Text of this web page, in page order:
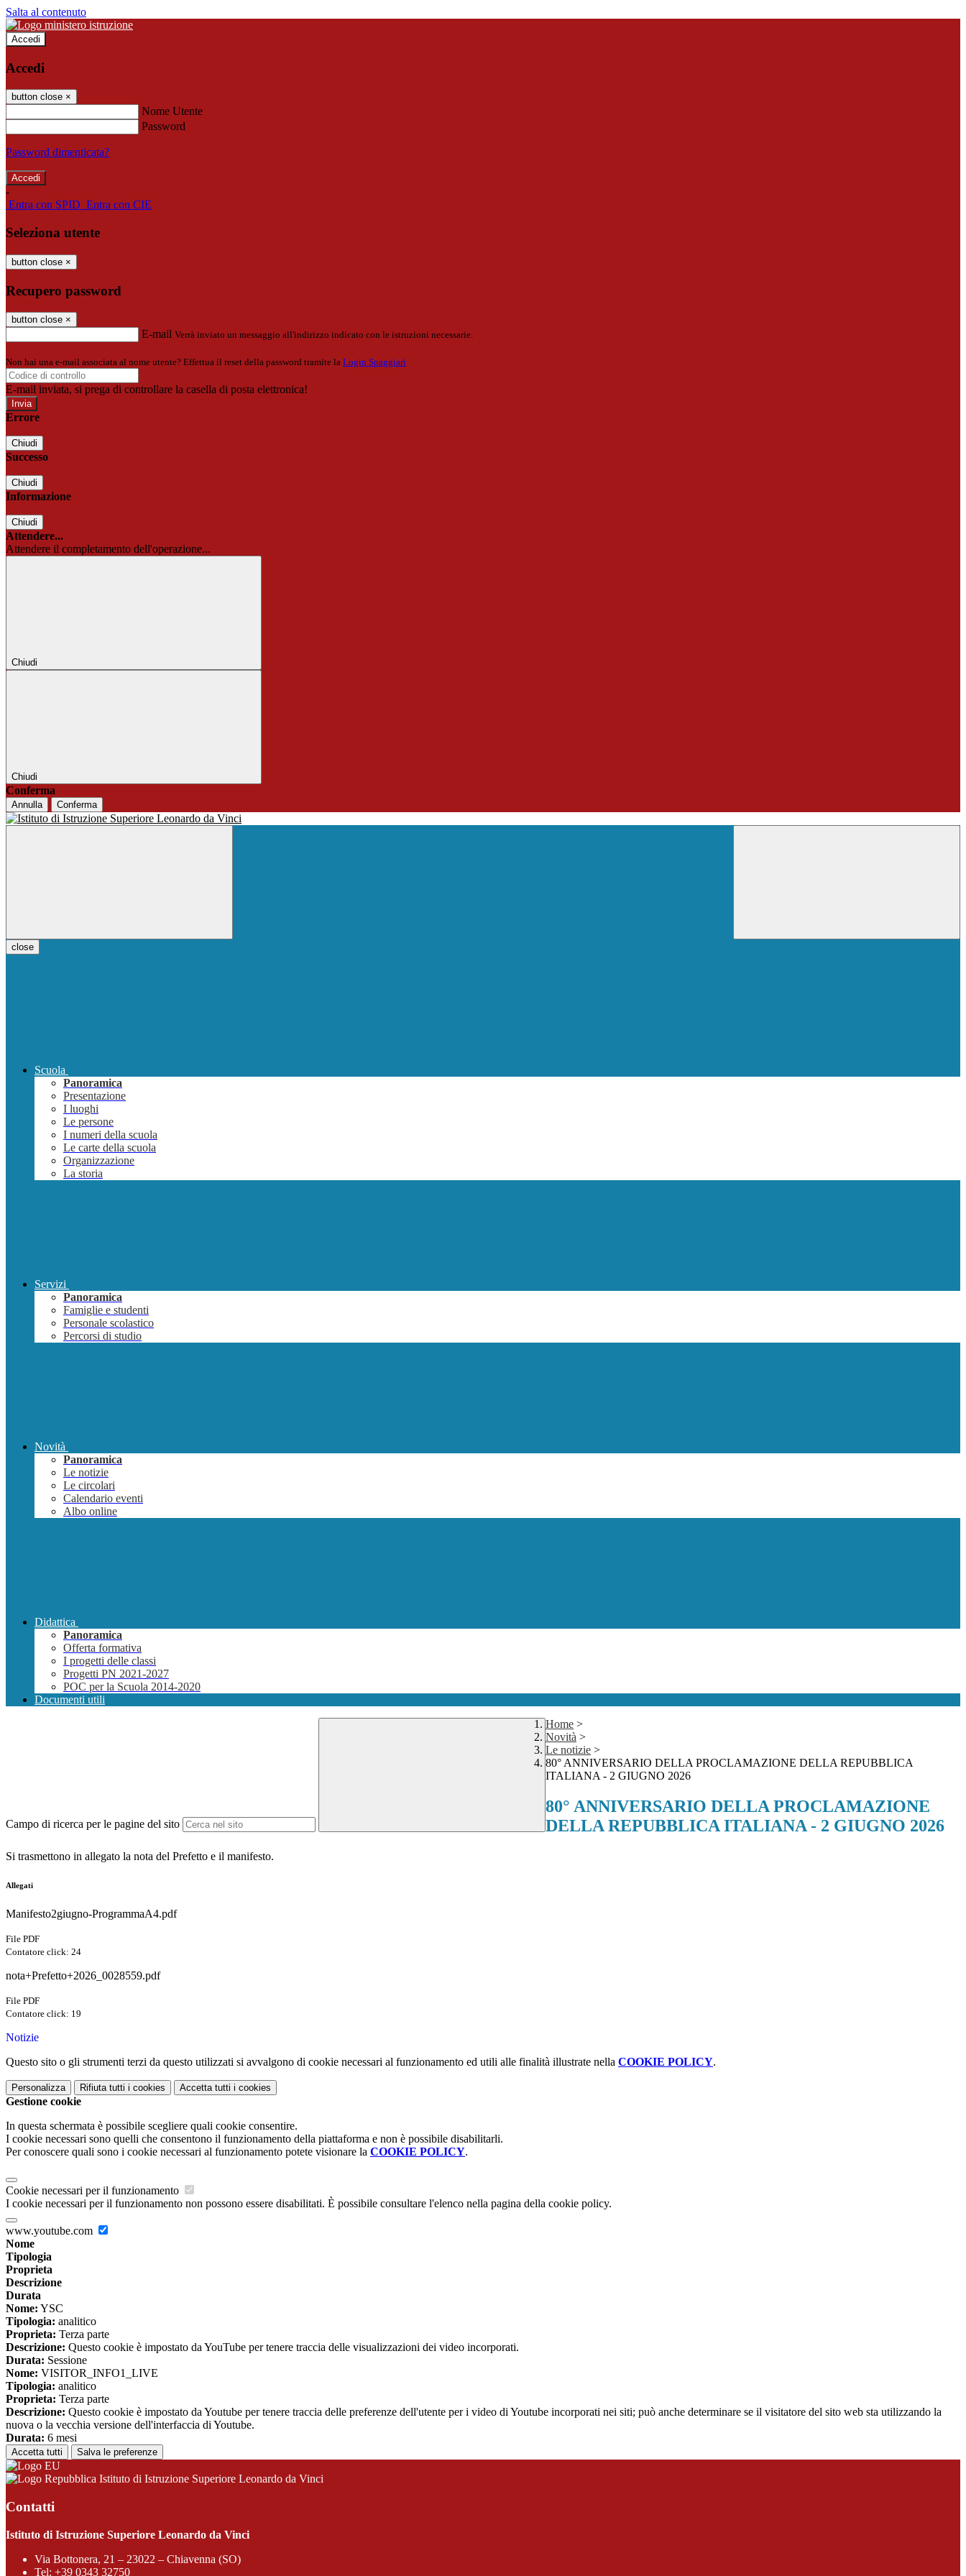
Salta al contenuto
Accedi
Accedi
button close ×
Nome Utente
Password
Password dimenticata?
-
Entra con SPID Entra con CIE
Seleziona utente
button close ×
Recupero password
button close ×
E-mail Verrà inviato un messaggio all'indirizzo indicato con le istruzioni necessarie.
Non hai una e-mail associata al nome utente? Effettua il reset della password tramite la Login Spaggiari
E-mail inviata, si prega di controllare la casella di posta elettronica!
Errore
Chiudi
Successo
Chiudi
Informazione
Chiudi
Attendere...
Attendere il completamento dell'operazione...
Chiudi
Chiudi
Conferma
Annulla Conferma
close
Scuola
Panoramica
Presentazione
I luoghi
Le persone
I numeri della scuola
Le carte della scuola
Organizzazione
La storia
Servizi
Panoramica
Famiglie e studenti
Personale scolastico
Percorsi di studio
Novità
Panoramica
Le notizie
Le circolari
Calendario eventi
Albo online
Didattica
Panoramica
Offerta formativa
I progetti delle classi
Progetti PN 2021-2027
POC per la Scuola 2014-2020
Documenti utili
Campo di ricerca per le pagine del sito
Home >
Novità >
Le notizie >
80° ANNIVERSARIO DELLA PROCLAMAZIONE DELLA REPUBBLICA
ITALIANA - 2 GIUGNO 2026
80° ANNIVERSARIO DELLA PROCLAMAZIONE
DELLA REPUBBLICA ITALIANA - 2 GIUGNO 2026
Si trasmettono in allegato la nota del Prefetto e il manifesto.
Allegati
Manifesto2giugno-ProgrammaA4.pdf
File PDF
Contatore click: 24
nota+Prefetto+2026_0028559.pdf
File PDF
Contatore click: 19
Notizie
Questo sito o gli strumenti terzi da questo utilizzati si avvalgono di cookie necessari al funzionamento ed utili alle finalità illustrate nella COOKIE POLICY.
Personalizza Rifiuta tutti i cookies Accetta tutti i cookies
Gestione cookie
In questa schermata è possibile scegliere quali cookie consentire.
I cookie necessari sono quelli che consentono il funzionamento della piattaforma e non è possibile disabilitarli.
Per conoscere quali sono i cookie necessari al funzionamento potete visionare la COOKIE POLICY.
Cookie necessari per il funzionamento
I cookie necessari per il funzionamento non possono essere disabilitati. È possibile consultare l'elenco nella pagina della cookie policy.
www.youtube.com
Nome
Tipologia
Proprieta
Descrizione
Durata
Nome: YSC
Tipologia: analitico
Proprieta: Terza parte
Descrizione: Questo cookie è impostato da YouTube per tenere traccia delle visualizzazioni dei video incorporati.
Durata: Sessione
Nome: VISITOR_INFO1_LIVE
Tipologia: analitico
Proprieta: Terza parte
Descrizione: Questo cookie è impostato da Youtube per tenere traccia delle preferenze dell'utente per i video di Youtube incorporati nei siti; può anche determinare se il visitatore del sito web sta utilizzando la
nuova o la vecchia versione dell'interfaccia di Youtube.
Durata: 6 mesi
Accetta tutti Salva le preferenze
Istituto di Istruzione Superiore Leonardo da Vinci
Contatti
Istituto di Istruzione Superiore Leonardo da Vinci
Via Bottonera, 21 – 23022 – Chiavenna (SO)
Tel: +39 0343 32750